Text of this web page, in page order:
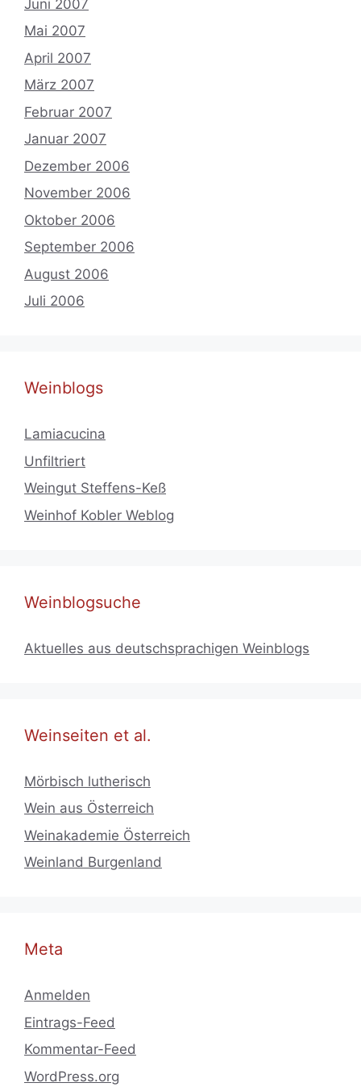
Juni 2007
Mai 2007
April 2007
März 2007
Februar 2007
Januar 2007
Dezember 2006
November 2006
Oktober 2006
September 2006
August 2006
Juli 2006
Weinblogs
Lamiacucina
Unfiltriert
Weingut Steffens-Keß
Weinhof Kobler Weblog
Weinblogsuche
Aktuelles aus deutschsprachigen Weinblogs
Weinseiten et al.
Mörbisch lutherisch
Wein aus Österreich
Weinakademie Österreich
Weinland Burgenland
Meta
Anmelden
Eintrags-Feed
Kommentar-Feed
WordPress.org